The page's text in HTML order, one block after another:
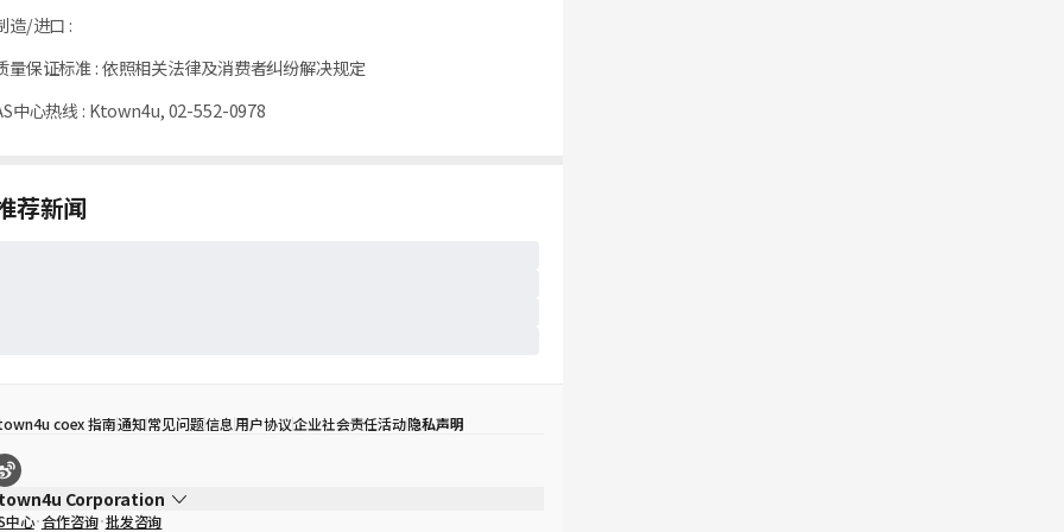
造/进口 :
量保证标准 :依照相关法律及消费者纠纷解决规定
中心热线 : Ktown4u, 02-552-0978
荐新闻
coex 指南通知常见问题信息用户协议企业社会责任活动隐私声明
Corporation
中心 合作咨询 批发咨询